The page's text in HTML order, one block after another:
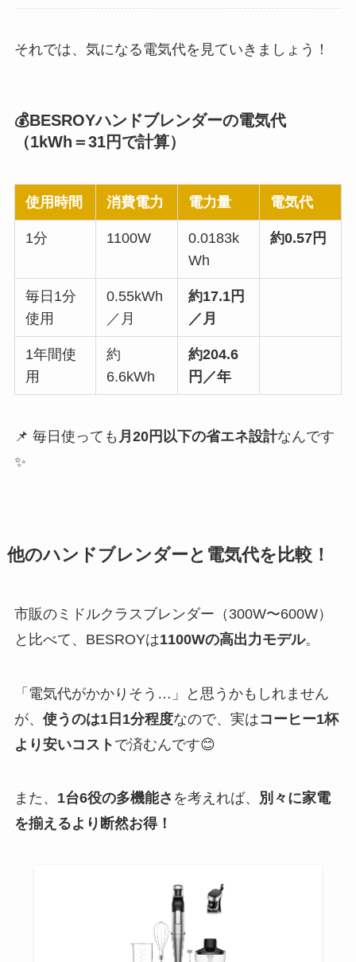
それでは、気になる電気代を見ていきましょう！
💰BESROYハンドブレンダーの電気代
（1kWh＝31円で計算）
使用時間 消費電力 電力量 電気代
1分 1100W
0.0183k
Wh
約0.57円
毎日1分
使用
0.55kWh
／月
約17.1円
／月
1年間使
用
約
6.6kWh
約204.6
円／年
📌 毎日使っても 月20円以下の省エネ設計なんです
✨
他のハンドブレンダーと電気代を比較！
市販のミドルクラスブレンダー（300W〜600W）
と比べて、BESROYは1100Wの高出力モデル。
「電気代がかかりそう…」と思うかもしれません
が、 使うのは1日1分程度なので、実はコーヒー1杯
より安いコスト で済むんです😊
また、 1台6役の多機能さ を考えれば、
別々に家電
を揃えるより断然お得！